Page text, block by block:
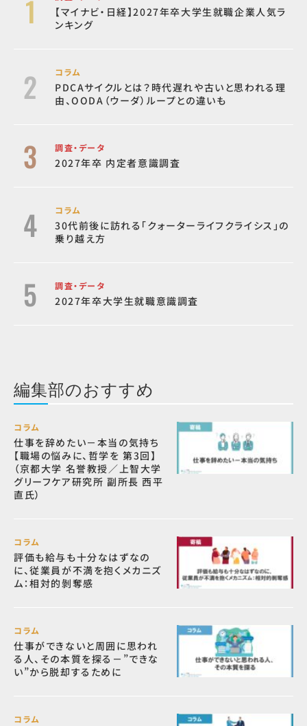
【マイナビ・日経】2027年卒大学生就職企業人気ラ
ンキング
コラム
PDCAサイクルとは？時代遅れや古いと思われる理
由、OODA（ウーダ）ループとの違いも
調査・データ
2027年卒 内定者意識調査
コラム
30代前後に訪れる「クォーターライフクライシス」の
乗り越え方
調査・データ
2027年卒大学生就職意識調査
編集部のおすすめ
コラム
仕事を辞めたい－本当の気持ち
【職場の悩みに、哲学を 第3回】
（京都大学 名誉教授／上智大学
グリーフケア研究所 副所長 西平
直氏）
コラム
評価も給与も十分なはずなの
に、従業員が不満を抱くメカニズ
ム：相対的剝奪感
コラム
仕事ができないと周囲に思われ
る人、その本質を探る－”できな
い”から脱却するために
コラム